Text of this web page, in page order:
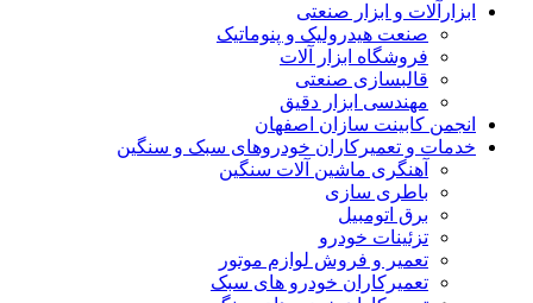
ابزارآلات و ابزار صنعتی
صنعت هیدرولیک و پنوماتیک
فروشگاه ابزار آلات
قالبسازی صنعتی
مهندسی ابزار دقیق
انجمن کابینت سازان اصفهان
خدمات و تعمیرکاران خودروهای سبک و سنگین
آهنگری ماشین آلات سنگین
باطری سازی
برق اتومبیل
تزئینات خودرو
تعمیر و فروش لوازم موتور
تعمیرکاران خودرو های سبک